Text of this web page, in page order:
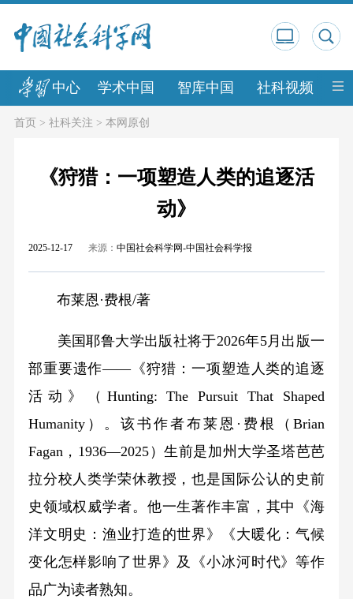
中心 学术中国 智库中国 社科视频 中
首页> 社科关注 > 本网原创
《狩猎：一项塑造人类的追逐活
动》
2025-12-17 来源： 中国社会科学网-中国社会科学报
布莱恩·费根/著
美国耶鲁大学出版社将于2026年5月出版一
部重要遗作——《狩猎：一项塑造人类的追逐
活动》（Hunting: The Pursuit That Shaped
Humanity）。该书作者布莱恩·费根（Brian
Fagan，1936—2025）生前是加州大学圣塔芭芭
拉分校人类学荣休教授，也是国际公认的史前
史领域权威学者。他一生著作丰富，其中《海
洋文明史：渔业打造的世界》《大暖化：气候
变化怎样影响了世界》及《小冰河时代》等作
品广为读者熟知。